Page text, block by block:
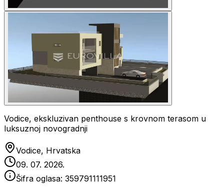
Vodice, ekskluzivan penthouse s krovnom terasom u
luksuznoj novogradnji
Vodice, Hrvatska
09. 07. 2026.
Šifra oglasa: 359791111951